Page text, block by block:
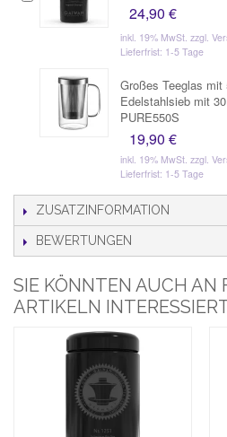
24,90 €
inkl. 19% MwSt. zzgl.
Lieferfrist: 1-5 Tage
Großes Teeglas
Edelstahlsieb mit
PURE550S
19,90 €
inkl. 19% MwSt. zzgl.
Lieferfrist: 1-5 Tage
ZUSATZINFORMATION
BEWERTUNGEN
SIE KÖNNTEN AUCH AN
ARTIKELN